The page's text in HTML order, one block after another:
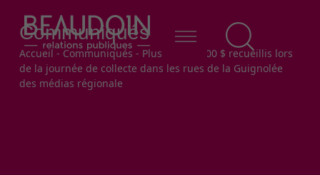
Communiqués
Fil d'Ariane
Accueil-Communiqués - Plus de 200 000 $ recueillis lors
de la journée de collecte dans les rues de la Guignolée
des médias régionale